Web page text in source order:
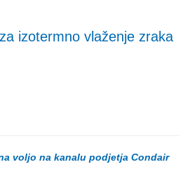
izotermno vlaženje zraka
voljo na kanalu podjetja Condair